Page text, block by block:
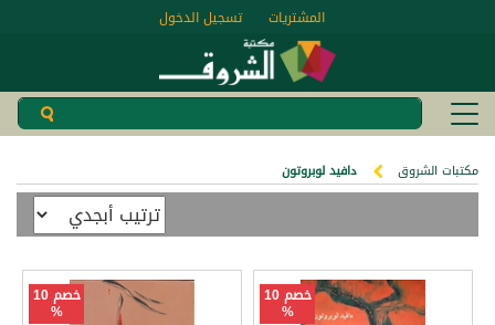
تسجيل الدخول المشتريات
مكتبات الشروق دافيد لوبروتون
خصم 10
%
خصم 10
%